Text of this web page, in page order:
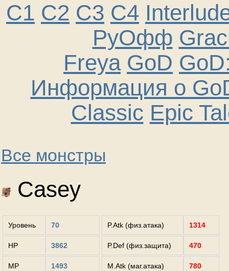
C1 C2 C3 C4
РуОфф
Freya GoD
Информация о
Classic Epic
Все монстры
Casey
Уровень 70
HP 3862
MP 1493
P.Atk (физ.атака) 1314
P.Def (физ.защита) 470
M.Atk (маг.атака) 780